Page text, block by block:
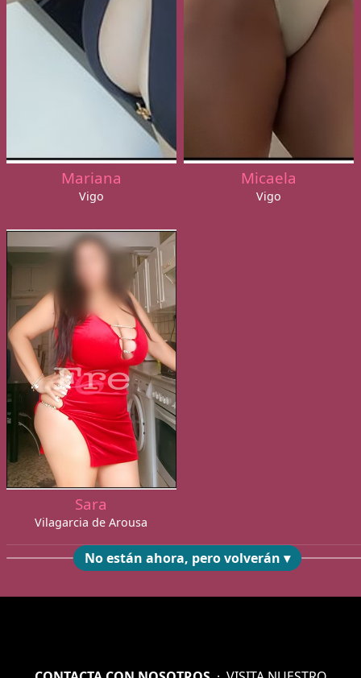
Mariana
Vigo
Micaela
Vigo
Sara
Vilagarcia de Arousa
No están ahora, pero volverán ▾